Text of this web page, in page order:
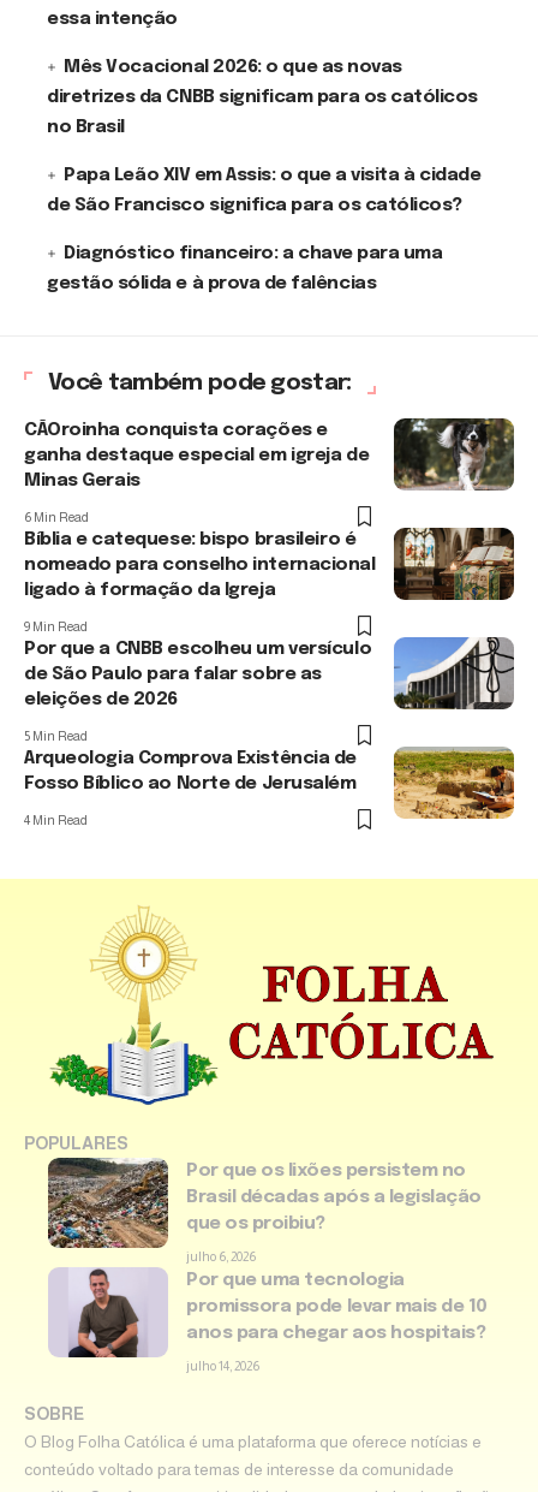
essa intenção
Mês Vocacional 2026: o que as novas
diretrizes da CNBB significam para os católicos
no Brasil
Papa Leão XIV em Assis: o que a visita à cidade
de São Francisco significa para os católicos?
Diagnóstico financeiro: a chave para uma
gestão sólida e à prova de falências
Você também pode gostar:
CÃOroinha conquista corações e
ganha destaque especial em igreja de
Minas Gerais
6 Min Read
Bíblia e catequese: bispo brasileiro é
nomeado para conselho internacional
ligado à formação da Igreja
9 Min Read
Por que a CNBB escolheu um versículo
de São Paulo para falar sobre as
eleições de 2026
5 Min Read
Arqueologia Comprova Existência de
Fosso Bíblico ao Norte de Jerusalém
4 Min Read
POPULARES
Por que os lixões persistem no
Brasil décadas após a legislação
que os proibiu?
julho 6, 2026
Por que uma tecnologia
promissora pode levar mais de 10
anos para chegar aos hospitais?
julho 14, 2026
SOBRE
O Blog Folha Católica é uma plataforma que oferece notícias e
conteúdo voltado para temas de interesse da comunidade